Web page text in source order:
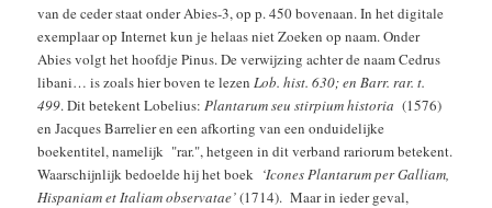
van de ceder staat onder Abies-3, op p. 450 bovenaan. In het digitale
exemplaar op Internet kun je helaas niet Zoeken op naam. Onder
Abies volgt het hoofdje Pinus. De verwijzing achter de naam Cedrus
libani… is zoals hier boven te lezen Lob. hist. 630; en Barr. rar. t.
499. Dit betekent Lobelius:Plantarum seu stirpiumhistoria (1576)
en Jacques Barrelier en een afkorting van een onduidelijke
boekentitel, namelijk "rar.", hetgeen in dit verband rariorum betekent.
Waarschijnlijk bedoelde hij het boek ‘Icones Plantarum per Galliam,
Hispaniam et Italiam observatae’(1714). Maar in ieder geval,